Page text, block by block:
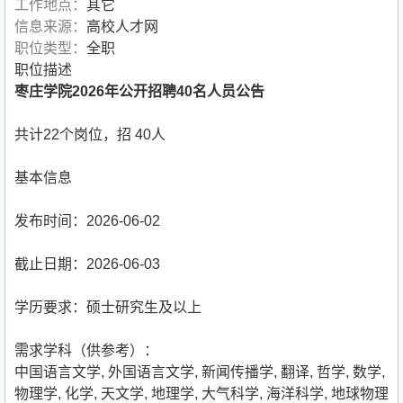
工作地点： 其它
信息来源： 高校人才网
职位类型： 全职
职位描述
枣庄学院2026年公开招聘40名人员公告
共计22个岗位，招 40人
基本信息
发布时间：2026-06-02
截止日期：2026-06-03
学历要求：硕士研究生及以上
需求学科（供参考）：
中国语言文学, 外国语言文学, 新闻传播学, 翻译, 哲学, 数学,
物理学, 化学, 天文学, 地理学, 大气科学, 海洋科学, 地球物理